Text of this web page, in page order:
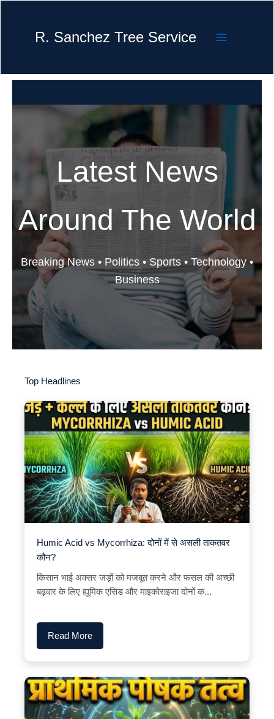
R. Sanchez Tree Service
Latest News
Around The World
Breaking News • Politics • Sports • Technology •
Business
Top Headlines
Humic Acid vs Mycorrhiza: दोनों में से असली ताकतवर
कौन?
किसान भाई अक्सर जड़ों को मजबूत करने और फसल की अच्छी
बढ़वार के लिए ह्यूमिक एसिड और माइकोराइजा दोनों क...
Read More